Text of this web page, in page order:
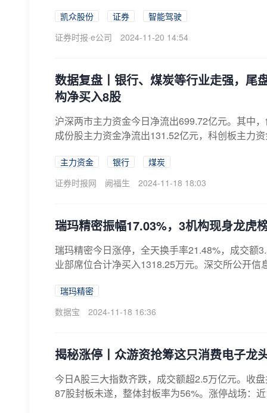
凯众股份 证券
智能驾驶
证券时报·e公司
2024-11-20 14:54
数据复盘丨银行、煤炭等行业走强，尾
构净买入8股
沪深两市主力资金今日净流出699.72亿元。其中
成份股主力资金净流出131.52亿元，科创板主力
主力资金 银行
煤炭
证券时报网
阙福生 2024-11-18 18:03
瑞玛精密振幅17.03%，3机构现身龙虎
瑞玛精密今日涨停，全天换手率21.48%，成交额
业部席位合计净买入1318.25万元。深交所公开信
瑞玛精密
数据宝
2024-11-18 16:36
揭秘涨停丨众游资抢筹这只消费电子龙
今日A股三大指数齐跌，成交额超2.5万亿元。收
87股封板未遂，整体封板率为56%。涨停战场：